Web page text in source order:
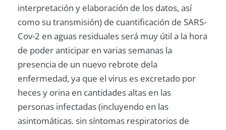
interpretación y elaboración de los datos, así
como su transmisión) de cuantificación de SARS-
Cov-2 en aguas residuales será muy útil a la hora
de poder anticipar en varias semanas la
presencia de un nuevo rebrote dela
enfermedad, ya que el virus es excretado por
heces y orina en cantidades altas en las
personas infectadas (incluyendo en las
asintomáticas. sin síntomas respiratorios de